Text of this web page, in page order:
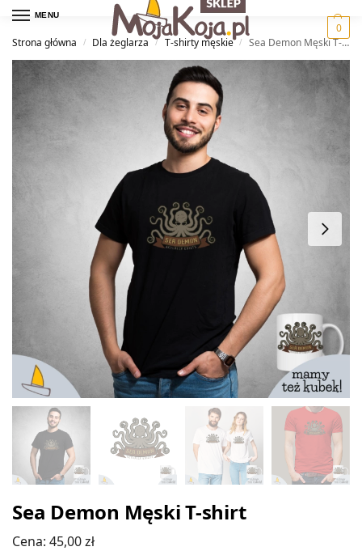
MENU
0
Strona główna
/ Dla żeglarza / T-shirty męskie / Sea Demon Męski T-shirt
Sea Demon Męski T-shirt
Cena: 45,00zł